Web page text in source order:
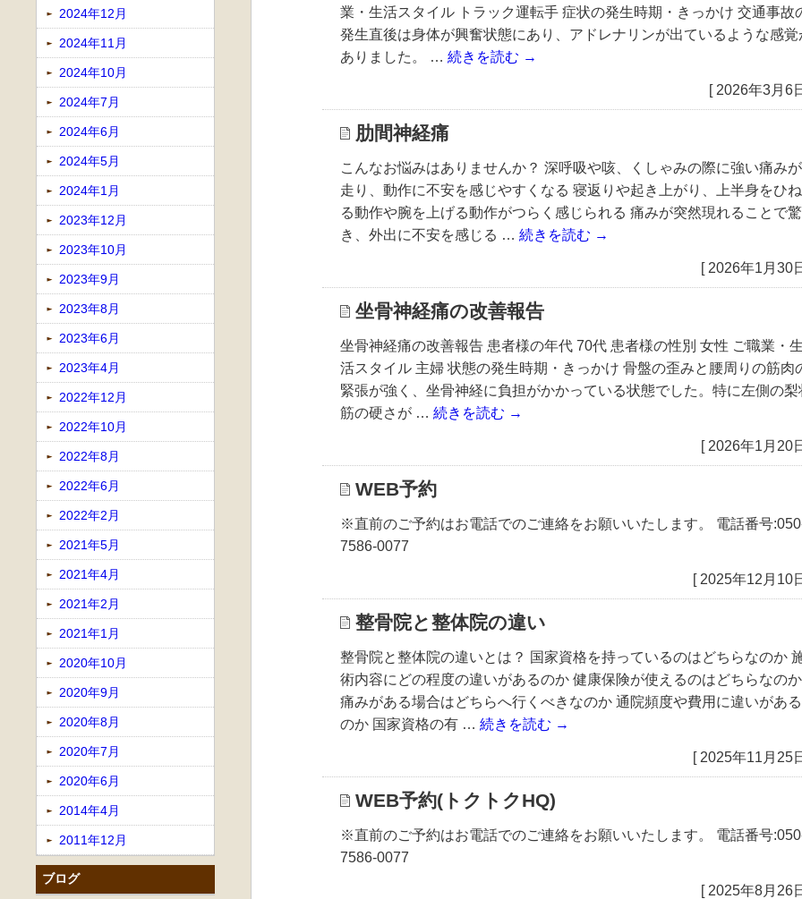
業・生活スタイル トラック運転手 症状の発生時期・きっかけ 交通事故
発生直後は身体が興奮状態にあり、アドレナリンが出ているような感覚
ありました。 … 続きを読む →
[ 2026年3月6
肋間神経痛
こんなお悩みはありませんか？ 深呼吸や咳、くしゃみの際に強い痛みが
走り、動作に不安を感じやすくなる 寝返りや起き上がり、上半身をひね
る動作や腕を上げる動作がつらく感じられる 痛みが突然現れることで驚
き、外出に不安を感じる … 続きを読む →
[ 2026年1月30
坐骨神経痛の改善報告
坐骨神経痛の改善報告 患者様の年代 70代 患者様の性別 女性 ご職業・生
活スタイル 主婦 状態の発生時期・きっかけ 骨盤の歪みと腰周りの筋肉
緊張が強く、坐骨神経に負担がかかっている状態でした。特に左側の梨
筋の硬さが … 続きを読む →
[ 2026年1月20
WEB予約
※直前のご予約はお電話でのご連絡をお願いいたします。 電話番号
7586-0077
[ 2025年12月10
整骨院と整体院の違い
整骨院と整体院の違いとは？ 国家資格を持っているのはどちらなのか
術内容にどの程度の違いがあるのか 健康保険が使えるのはどちらなのか
痛みがある場合はどちらへ行くべきなのか 通院頻度や費用に違いがある
のか 国家資格の有 … 続きを読む →
[ 2025年11月25
WEB予約(トクトクHQ)
※直前のご予約はお電話でのご連絡をお願いいたします。 電話番号
7586-0077
[ 2025年8月26
2024年12月
2024年11月
2024年10月
2024年7月
2024年6月
2024年5月
2024年1月
2023年12月
2023年10月
2023年9月
2023年8月
2023年6月
2023年4月
2022年12月
2022年10月
2022年8月
2022年6月
2022年2月
2021年5月
2021年4月
2021年2月
2021年1月
2020年10月
2020年9月
2020年8月
2020年7月
2020年6月
2014年4月
2011年12月
ブログ